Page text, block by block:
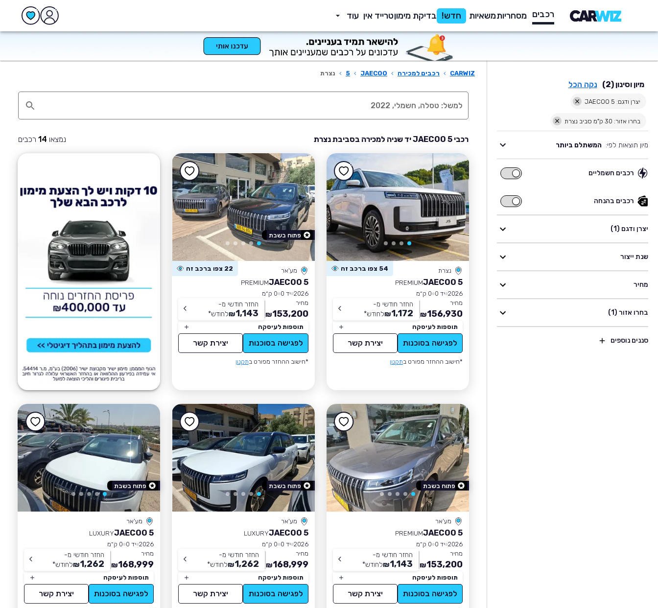
רכבים מסחריותמשאיות חדש! בדיקת מימוןטרייד אין עוד
מיון וסינון (2) נקה הכל
יצרן ודגם: JAECOO 5
בחרו אזור: 30 ק"מ סביב נצרת
מיון תוצאות לפי: המשתלם ביותר
רכבים חשמליים
רכבים
רכבים בהנחה
רכבים
בהנחה
יצרן ודגם (1)
שנת ייצור
מחיר
בחרו אזור (1)
סננים נוספים
CARWIZ
› רכבים למכירה ›
JAECOO
›
5
› נצרת
רכבי JAECOO 5 יד שניה למכירה בסביבת נצרת נמצאו 14 רכבים
נצרת 54 צפו ברכב זה
JAECOO 5
PREMIUM
2026 יד 0
0 ק״מ
מחיר
156,930
₪
החזר חודשי מ-
1,172
₪לחודש*
תוספות לעיסקה
לפגישה בסוכנות יצירת קשר
*חישוב ההחזר מפורט בתקנון
מע'אר 22 צפו ברכב זה
JAECOO 5
PREMIUM
2026 יד 0
0 ק״מ
מחיר
153,200
₪
החזר חודשי מ-
1,143
₪לחודש*
תוספות לעיסקה
לפגישה בסוכנות יצירת קשר
*חישוב ההחזר מפורט בתקנון
פתוח בשבת
מע'אר
JAECOO 5
PREMIUM
2026 יד 0
0 ק״מ
מחיר
153,200
₪
החזר חודשי מ-
1,143
₪לחודש*
תוספות לעיסקה
לפגישה בסוכנות יצירת קשר
פתוח בשבת
מע'אר
JAECOO 5
LUXURY
2026 יד 0
0 ק״מ
מחיר
168,999
₪
החזר חודשי מ-
1,262
₪לחודש*
תוספות לעיסקה
לפגישה בסוכנות יצירת קשר
פתוח בשבת
מע'אר
JAECOO 5
LUXURY
2026 יד 0
0 ק״מ
מחיר
168,999
₪
החזר חודשי מ-
1,262
₪לחודש*
תוספות לעיסקה
לפגישה בסוכנות יצירת קשר
פתוח בשבת